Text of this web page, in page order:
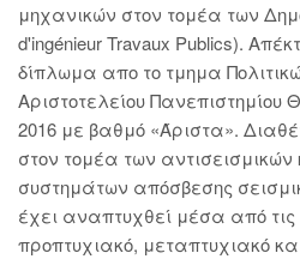
μηχανικών στον τομέα των
d'ingénieur Travaux Publics).
δίπλωμα απο το τμημα
Αριστοτελείου Πανεπιστημίου
2016 με βαθμό «Άριστα».
στον τομέα των
συστημάτων απόσβεσης
έχει αναπτυχθεί μέσα από τις
προπτυχιακό, μεταπτυχιακό